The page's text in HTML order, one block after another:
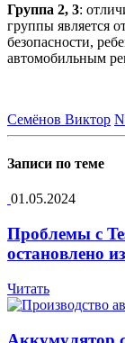
Группа 2, 3:
группы является
безопасности,
автомобильным
Семёнов Виктор
Записи по теме
01.05.2024
Проблемы с
остановлено
Читать